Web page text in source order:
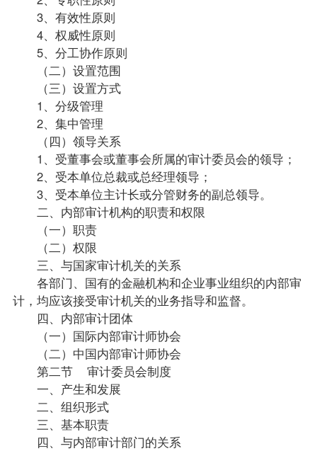
3、有效性原则
4、权威性原则
5、分工协作原则
（二）设置范围
（三）设置方式
1、分级管理
2、集中管理
（四）领导关系
1、受董事会或董事会所属的审计委员会的领导；
2、受本单位总裁或总经理领导；
3、受本单位主计长或分管财务的副总领导。
二、内部审计机构的职责和权限
（一）职责
（二）权限
三、与国家审计机关的关系
各部门、国有的金融机构和企业事业组织的内部审
计，均应该接受审计机关的业务指导和监督。
四、内部审计团体
（一）国际内部审计师协会
（二）中国内部审计师协会
第二节 审计委员会制度
一、产生和发展
二、组织形式
三、基本职责
四、与内部审计部门的关系